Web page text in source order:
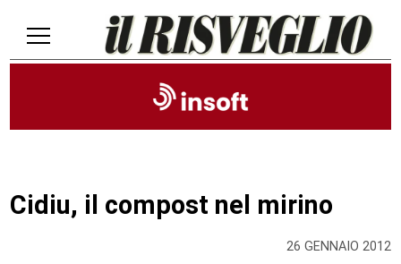
26 GENNAIO 2012
Cidiu, il compost nel mirino